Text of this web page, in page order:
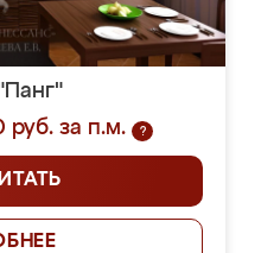
руб. за п.м.
?